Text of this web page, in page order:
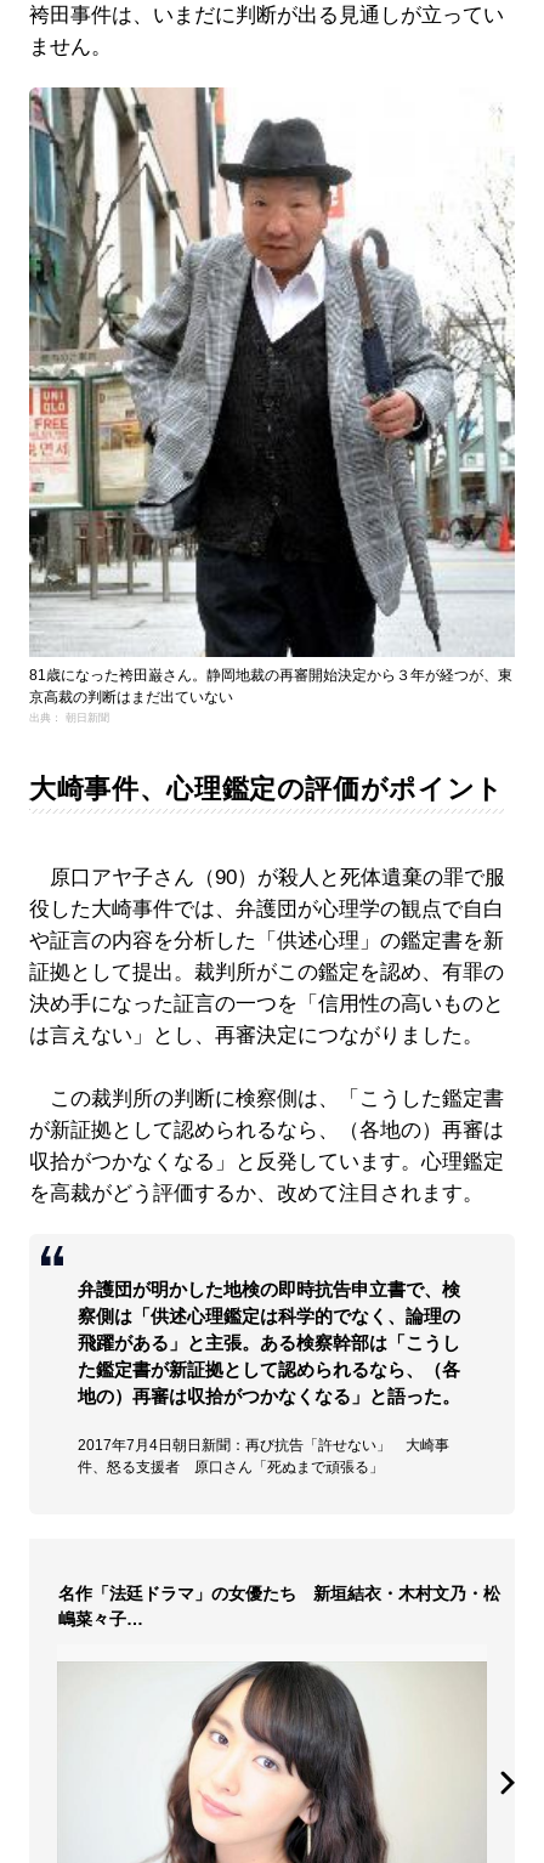
袴田事件は、いまだに判断が出る見通しが立ってい
ません。
81歳になった袴田巌さん。静岡地裁の再審開始決定から３年が経つが、東
京高裁の判断はまだ出ていない
出典： 朝日新聞
大崎事件、心理鑑定の評価がポイント
原口アヤ子さん（90）が殺人と死体遺棄の罪で服
役した大崎事件では、弁護団が心理学の観点で自白
や証言の内容を分析した「供述心理」の鑑定書を新
証拠として提出。裁判所がこの鑑定を認め、有罪の
決め手になった証言の一つを「信用性の高いものと
は言えない」とし、再審決定につながりました。
この裁判所の判断に検察側は、「こうした鑑定書
が新証拠として認められるなら、（各地の）再審は
収拾がつかなくなる」と反発しています。心理鑑定
を高裁がどう評価するか、改めて注目されます。
弁護団が明かした地検の即時抗告申立書で、検
察側は「供述心理鑑定は科学的でなく、論理の
飛躍がある」と主張。ある検察幹部は「こうし
た鑑定書が新証拠として認められるなら、（各
地の）再審は収拾がつかなくなる」と語った。
2017年7月4日朝日新聞：再び抗告「許せない」 大崎事
件、怒る支援者 原口さん「死ぬまで頑張る」
名作「法廷ドラマ」の女優たち 新垣結衣・木村文乃・松
嶋菜々子…